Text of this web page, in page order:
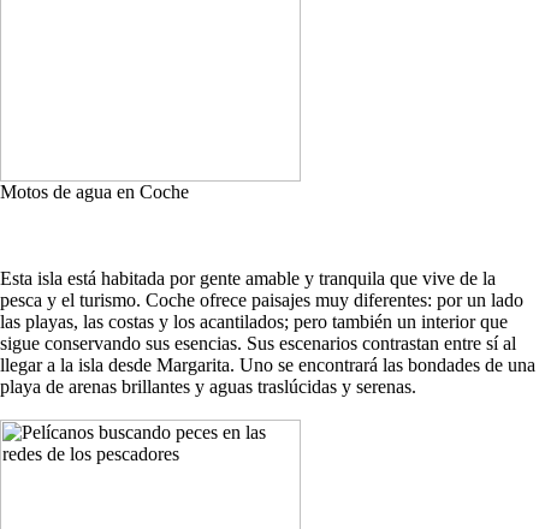
Motos de agua en Coche
Esta isla está habitada por gente amable y tranquila que vive de la
pesca y el turismo. Coche ofrece paisajes muy diferentes: por un lado
las playas, las costas y los acantilados; pero también un interior que
sigue conservando sus esencias. Sus escenarios contrastan entre sí al
llegar a la isla desde Margarita. Uno se encontrará las bondades de una
playa de arenas brillantes y aguas traslúcidas y serenas.